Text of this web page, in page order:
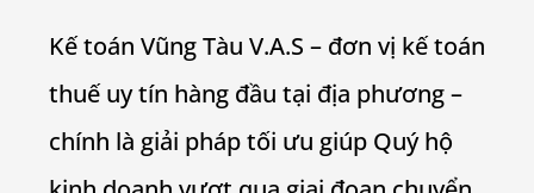
Kế toán Vũng Tàu V.A.S – đơn vị kế toán
thuế uy tín hàng đầu tại địa phương –
chính là giải pháp tối ưu giúp Quý hộ